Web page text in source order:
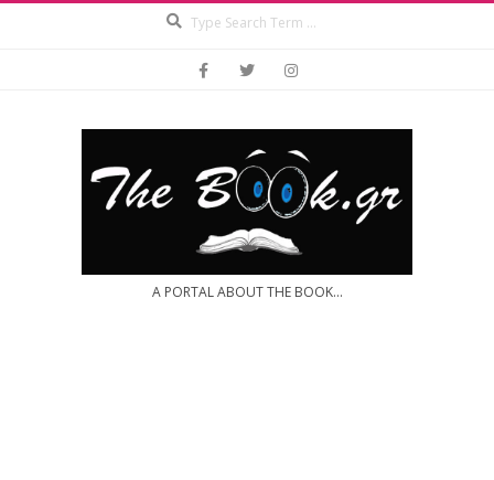
A PORTAL ABOUT THE BOOK...